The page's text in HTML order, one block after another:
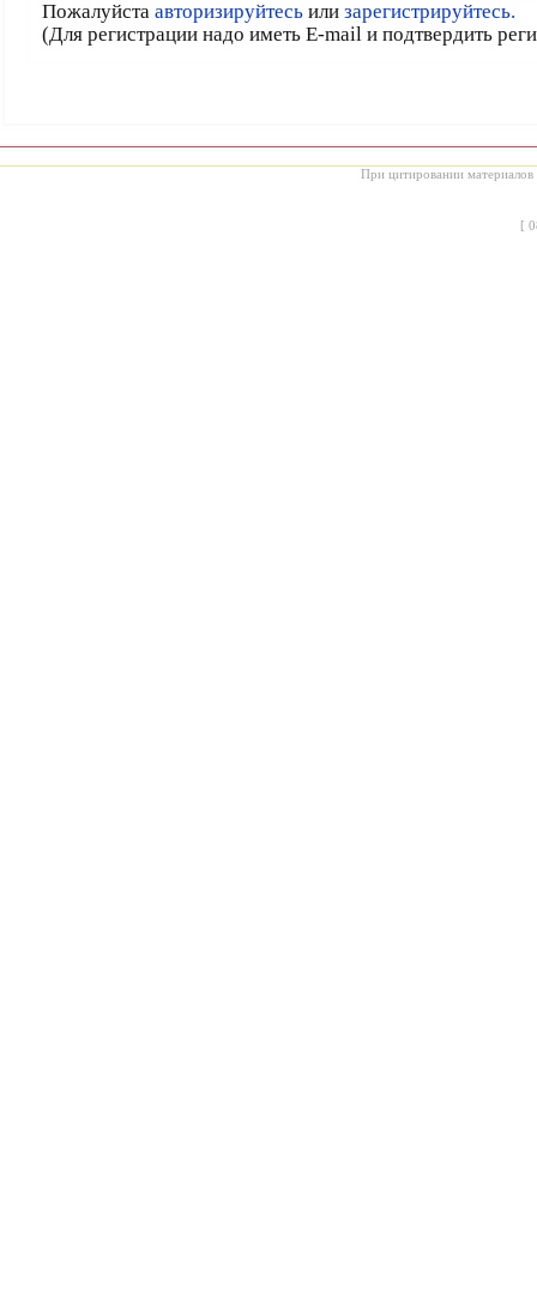
Пожалуйста авторизируйтесьили зарегистрируйтесь.
(Для регистрации надо иметь E-mail и подтвердить
При цитировании материалов
[